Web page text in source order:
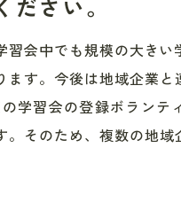
さい。
会中でも規模の大きい
す。今後は地域企業と
学習会の登録ボランテ
そのため、複数の地域